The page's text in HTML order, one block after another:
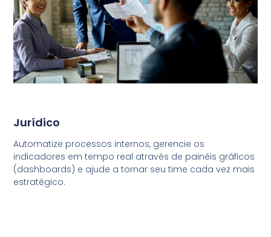
Jurídico
Automatize processos internos, gerencie os
indicadores em tempo real através de painéis gráficos
(dashboards) e ajude a tornar seu time cada vez mais
estratégico.